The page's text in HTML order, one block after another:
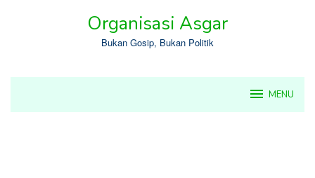
Organisasi Asgar
Bukan Gosip, Bukan Politik
MENU